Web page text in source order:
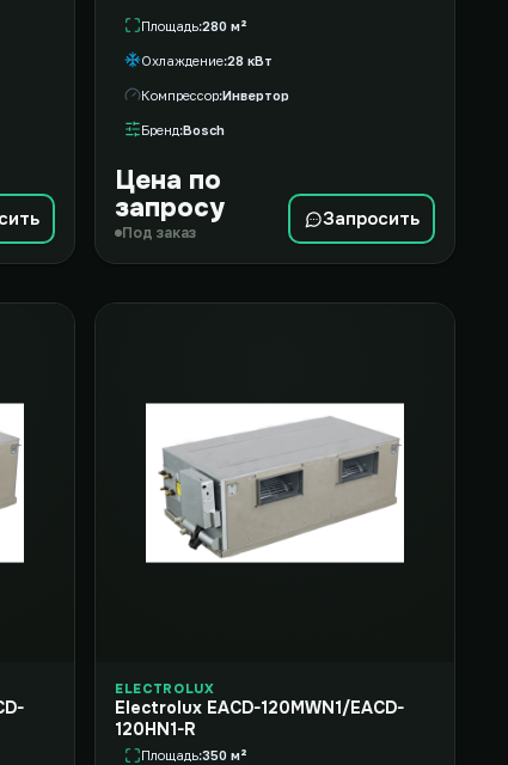
Площадь 280 м²
Охлаждение 28 кВт
Компрессор Инвертор
Бренд Bosch
Цена по
запросу
Под заказ
Запросить
ELECTROLUX
Electrolux EACD-120MWN1/EACD-
120HN1-R
Площадь 350 м²